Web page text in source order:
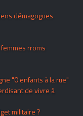
démagogues
rroms
"0 enfants à la rue"
de vivre à
militaire ?